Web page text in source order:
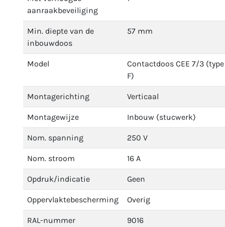
aanraakbeveiliging
Min. diepte van de
inbouwdoos
57 mm
Model
Contactdoos CEE 7/3 (type
F)
Montagerichting Verticaal
Montagewijze Inbouw (stucwerk)
Nom. spanning 250 V
Nom. stroom 16 A
Opdruk/indicatie Geen
Oppervlaktebescherming Overig
RAL-nummer
9016